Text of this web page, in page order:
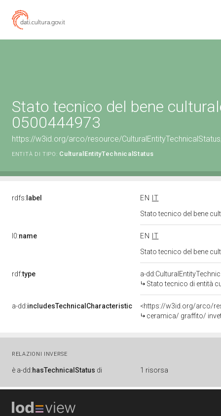
Stato tecnico del bene
0500444973
https://w3id.org/arco/resource/
ENTITÀ DI TIPO: CulturalEntityTechnicalStatus
rdfs: label EN
IT
Stato tecnico del bene
l0:name EN
IT
Stato tecnico del bene
rdf:type
a-
Stato tecnico di entità
a-dd:includesTechnicalCharacteristic
<https://w3id.org/arco/
ceramica/ graffito/
RELAZIONI INVERSE
è a-dd:hasTechnicalStatus di 1 risorsa